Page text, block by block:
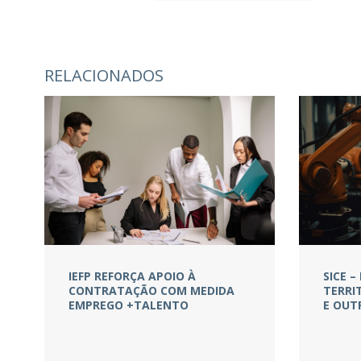
RELACIONADOS
IEFP REFORÇA APOIO À
CONTRATAÇÃO COM MEDIDA
EMPREGO +TALENTO
SICE
E